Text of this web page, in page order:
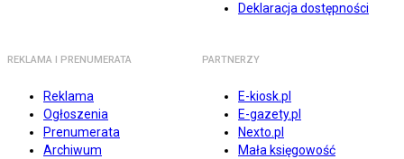
Deklaracja dostępności
REKLAMA I PRENUMERATA
Reklama
Ogłoszenia
Prenumerata
Archiwum
PARTNERZY
E-kiosk.pl
E-gazety.pl
Nexto.pl
Mała księgowość